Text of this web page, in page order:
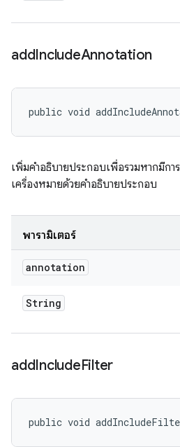
addIncludeAnnotation
public void
เพิ่มคำอธิบายประกอบเพื่อรวมหากมีกา
เครื่องหมายด้วยคำอธิบายประกอบ
พารามิเตอร์
annotation
String
addIncludeFilter
public void